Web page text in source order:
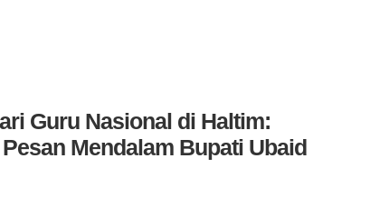
Guru Nasional di Haltim:
Mendalam Bupati Ubaid